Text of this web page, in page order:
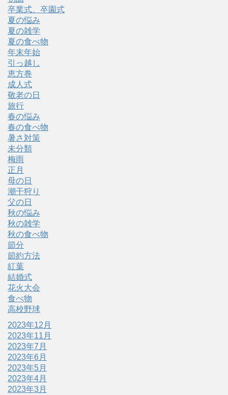
卒業式、卒園式
夏の悩み
夏の雑学
夏の食べ物
年末年始
引っ越し
恵方巻
成人式
敬老の日
旅行
春の悩み
春の食べ物
暑さ対策
未分類
梅雨
正月
母の日
潮干狩り
父の日
秋の悩み
秋の雑学
秋の食べ物
節分
節約方法
紅葉
結婚式
花火大会
食べ物
高校野球
2023年12月
2023年11月
2023年7月
2023年6月
2023年5月
2023年4月
2023年3月